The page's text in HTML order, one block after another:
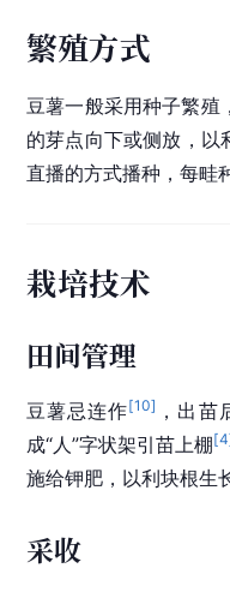
繁殖方式
豆薯一般采用种子繁殖
的芽点向下或侧放，以
直播的方式播种，每畦
栽培技术
田间管理
豆薯忌连作[10] ，出苗
成“人”字状架引苗上棚[4
施给钾肥，以利块根生
采收